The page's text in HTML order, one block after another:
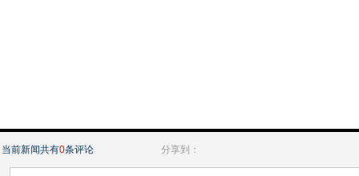
当前新闻共有0条评论 分享到：